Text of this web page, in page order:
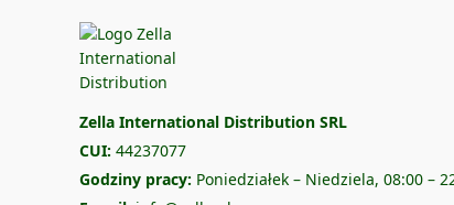
Zella International Distribution SRL
CUI: 44237077
Godziny pracy: Poniedziałek – Niedziela, 08:00 –